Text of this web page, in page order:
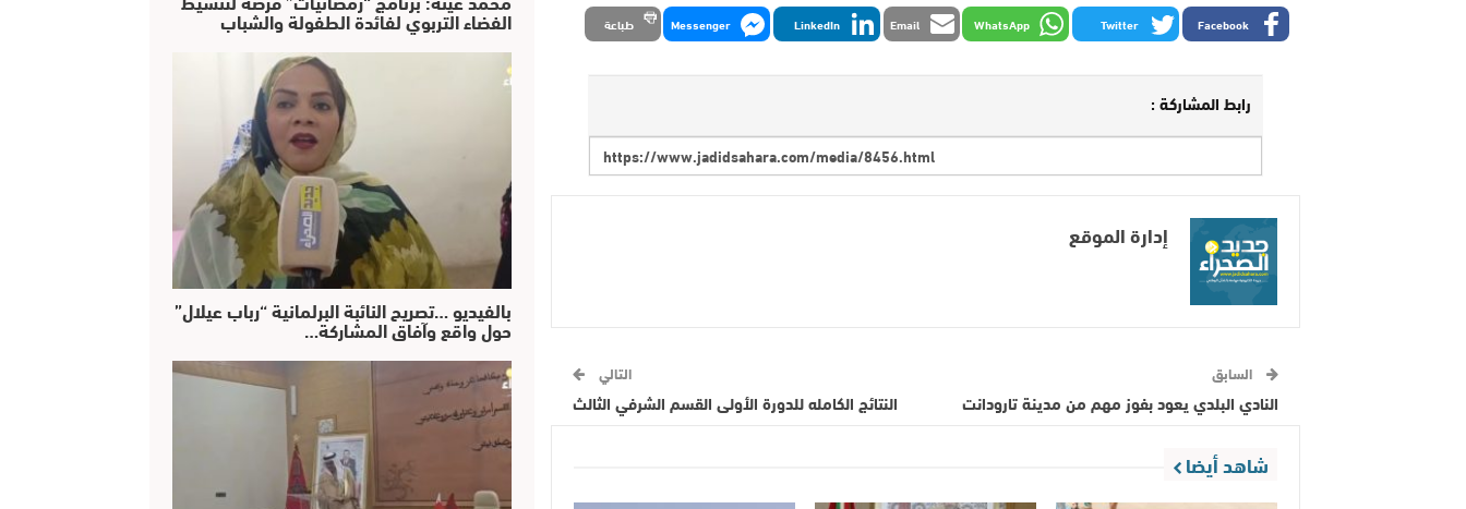
Facebook
Twitter
WhatsApp
Email
LinkedIn
Messenger طباعة
رابط المشاركة :
إدارة الموقع
السابق
النادي البلدي يعود بفوز مهم من مدينة تارودانت
التالي
النتائج الكامله للدورة الأولى القسم الشرفي الثالث
شاهد أيضا
الفضاء التربوي لفائدة الطفولة والشباب
بالفيديو …تصريح النائبة البرلمانية “رباب عيلال”
حول واقع وآفاق المشاركة…